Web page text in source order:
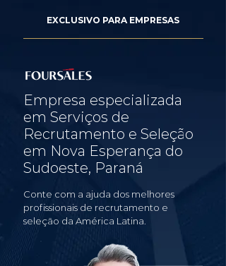
EXCLUSIVO PARA EMPRESAS
Empresa especializada
em Serviços de
Recrutamento e Seleção
em Nova Esperança do
Sudoeste, Paraná
Conte com a ajuda dos melhores
profissionais de recrutamento e
seleção da América Latina.